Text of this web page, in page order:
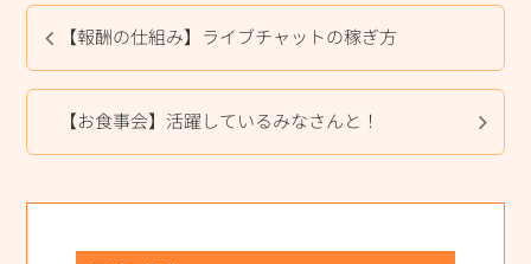
【報酬の仕組み】ライブチャットの稼ぎ方
【お食事会】活躍しているみなさんと！